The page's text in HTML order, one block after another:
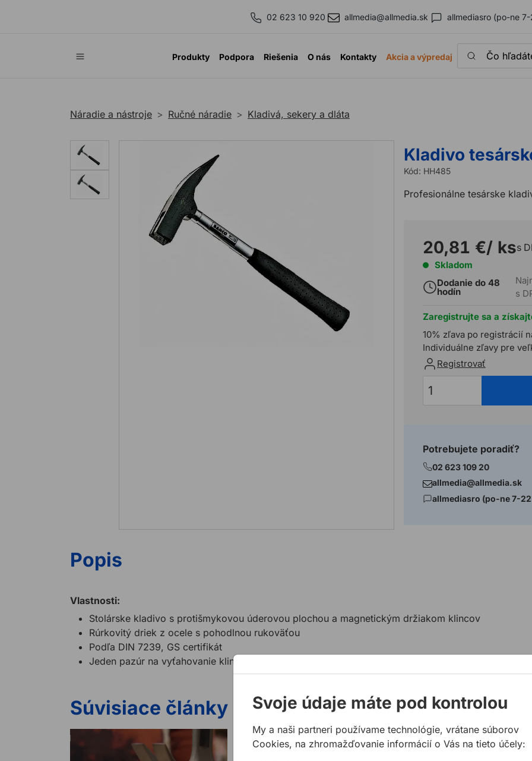
02 623 10 920 allmedia@allmedia.sk allmediasro (po-ne
Produkty Podpora Riešenia O nás Kontakty Akcia a výpredaj
Čo hľadáte?
Náradie a nástroje Ručné náradie Kladivá, sekery a dláta
Kladivo
Kód: HH485
Profesionálne tesárske
20,81 €/ kss
Skladom
Dodanie do 48
hodín
s
Zaregistrujte sa a
10% zľava po registrácií
Individuálne zľavy pre
Registrovať
Potrebujete poradiť?
02 623 109 20
allmedia@allmedia.sk
allmediasro (po-ne 7-22
Popis
Vlastnosti:
Stolárske kladivo s protišmykovou úderovou plochou a magnetickým držiakom klincov
Rúrkovitý driek z ocele s pohodlnou rukoväťou
Podľa DIN 7239, GS certifikát
Jeden pazúr na vyťahovanie klincov
Súvisiace články Svoje údaje máte pod kontrolou
My a naši partneri používame technológie, vrátane súborov
Cookies, na zhromažďovanie informácií o Vás na tieto účely: